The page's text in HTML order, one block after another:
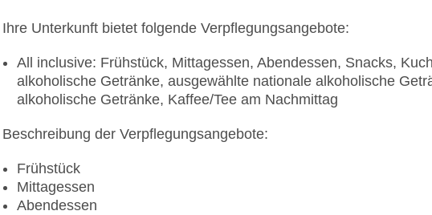
Ihre Unterkunft bietet folgende Verpflegungsangebote:
All inclusive: Frühstück, Mittagessen, Abendessen, Snacks,
alkoholische Getränke, ausgewählte nationale alkoholische
alkoholische Getränke, Kaffee/Tee am Nachmittag
Beschreibung der Verpflegungsangebote:
Frühstück
Mittagessen
Abendessen